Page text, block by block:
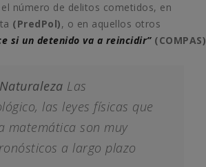
número de delitos cometidos, en
(PredPol), o en aquellos otros
si un detenido va a reincidir” (COMPAS)
Las
las leyes físicas que
matemática son muy
a largo plazo